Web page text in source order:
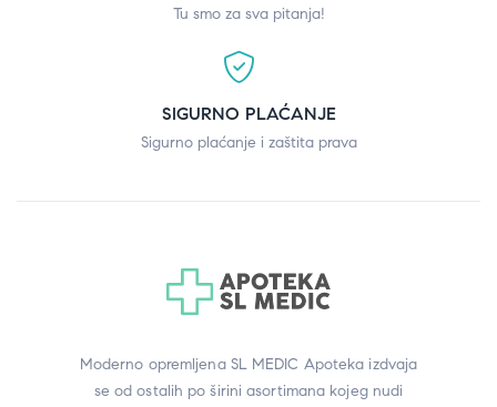
Tu smo za sva pitanja!
SIGURNO PLAĆANJE
Sigurno plaćanje i zaštita prava
Moderno opremljena SL MEDIC Apoteka izdvaja
se od ostalih po širini asortimana kojeg nudi